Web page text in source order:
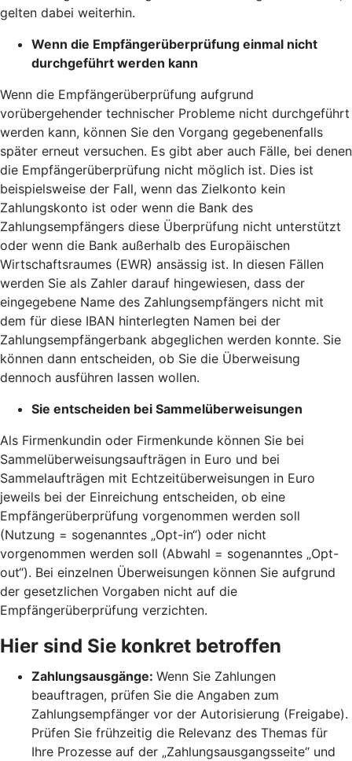
gelten dabei weiterhin.
Wenn die Empfängerüberprüfung einmal nicht
durchgeführt werden kann
Wenn die Empfängerüberprüfung aufgrund
vorübergehender technischer Probleme nicht durchgeführt
werden kann, können Sie den Vorgang gegebenenfalls
später erneut versuchen. Es gibt aber auch Fälle, bei denen
die Empfängerüberprüfung nicht möglich ist. Dies ist
beispielsweise der Fall, wenn das Zielkonto kein
Zahlungskonto ist oder wenn die Bank des
Zahlungsempfängers diese Überprüfung nicht unterstützt
oder wenn die Bank außerhalb des Europäischen
Wirtschaftsraumes (EWR) ansässig ist. In diesen Fällen
werden Sie als Zahler darauf hingewiesen, dass der
eingegebene Name des Zahlungsempfängers nicht mit
dem für diese IBAN hinterlegten Namen bei der
Zahlungsempfängerbank abgeglichen werden konnte. Sie
können dann entscheiden, ob Sie die Überweisung
dennoch ausführen lassen wollen.
Sie entscheiden bei Sammelüberweisungen
Als Firmenkundin oder Firmenkunde können Sie bei
Sammelüberweisungsaufträgen in Euro und bei
Sammelaufträgen mit Echtzeitüberweisungen in Euro
jeweils bei der Einreichung entscheiden, ob eine
Empfängerüberprüfung vorgenommen werden soll
(Nutzung = sogenanntes „Opt-in“) oder nicht
vorgenommen werden soll (Abwahl = sogenanntes „Opt-
out“). Bei einzelnen Überweisungen können Sie aufgrund
der gesetzlichen Vorgaben nicht auf die
Empfängerüberprüfung verzichten.
Hier sind Sie konkret betroffen
Zahlungsausgänge: Wenn Sie Zahlungen
beauftragen, prüfen Sie die Angaben zum
Zahlungsempfänger vor der Autorisierung (Freigabe).
Prüfen Sie frühzeitig die Relevanz des Themas für
Ihre Prozesse auf der „Zahlungsausgangsseite“ und